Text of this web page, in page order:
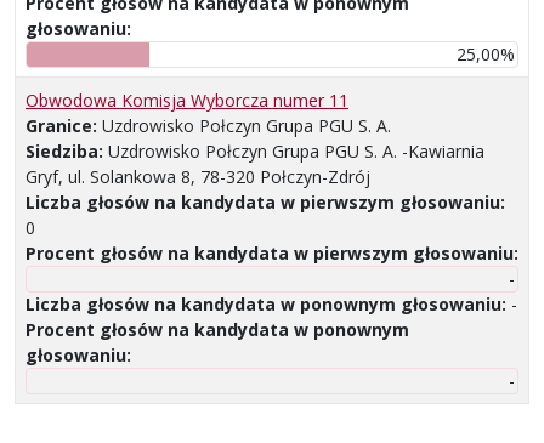
głosowaniu:
25,00%
Obwodowa Komisja Wyborcza numer 11
Granice: Uzdrowisko Połczyn Grupa PGU S. A.
Siedziba: Uzdrowisko Połczyn Grupa PGU S. A. -Kawiarnia
Gryf, ul. Solankowa 8, 78-320 Połczyn-Zdrój
Liczba głosów na kandydata w pierwszym głosowaniu:
0
Procent głosów na kandydata w pierwszym głosowaniu:
-
Liczba głosów na kandydata w ponownym głosowaniu: -
Procent głosów na kandydata w ponownym
głosowaniu:
-